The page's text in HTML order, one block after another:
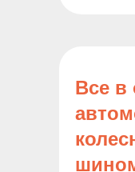
ваш
Все в